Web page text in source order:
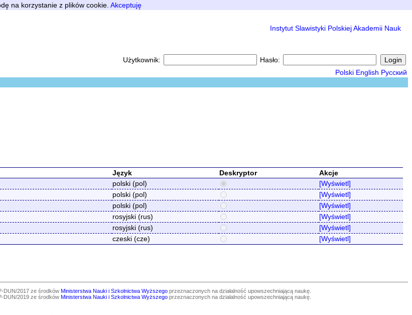
na korzystanie z plików cookie. Akceptuję
Instytut Slawistyki Polskiej Akademii Nauk
Użytkownik:
Hasło:
Polski English Русский
Język Deskryptor
Akcje
polski (pol)
[Wyświetl]
polski (pol)
[Wyświetl]
polski (pol)
[Wyświetl]
rosyjski (rus)
[Wyświetl]
rosyjski (rus)
[Wyświetl]
czeski (cze) [Wyświetl]
DUN/2017 ze środków Ministerstwa Nauki i Szkolnictwa Wyższegoprzeznaczonych na działalność upowszechniającą naukę.
DUN/2019 ze środków Ministerstwa Nauki i Szkolnictwa Wyższegoprzeznaczonych na działalność upowszechniającą naukę.